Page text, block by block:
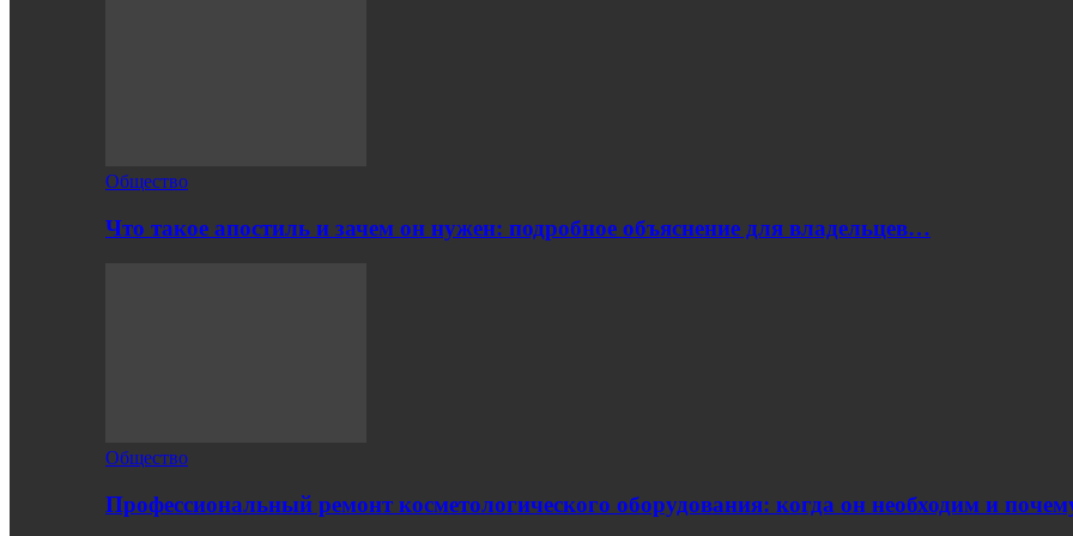
Общество
Что такое апостиль и зачем он нужен: подробное объяснение для владельцев…
Общество
Профессиональный ремонт косметологического оборудования: когда он необходим и